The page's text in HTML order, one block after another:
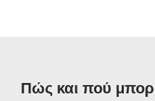
Πώς και πού